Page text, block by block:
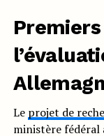
Le projet de
ministère fédéral